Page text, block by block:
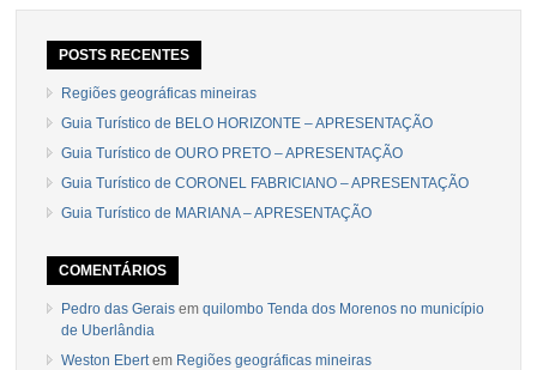
POSTS RECENTES
Regiões geográficas mineiras
Guia Turístico de BELO HORIZONTE – APRESENTAÇÃO
Guia Turístico de OURO PRETO – APRESENTAÇÃO
Guia Turístico de CORONEL FABRICIANO – APRESENTAÇÃO
Guia Turístico de MARIANA – APRESENTAÇÃO
COMENTÁRIOS
Pedro das Gerais emquilombo Tenda dos Morenos no município
de Uberlândia
Weston Ebert em Regiões geográficas mineiras